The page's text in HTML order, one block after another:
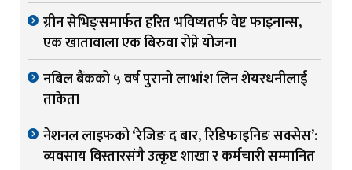
ग्रीन सेभिङ्समार्फत हरित भविष्यतर्फ वेष्ट फाइनान्स,
एक खातावाला एक बिरुवा रोप्ने योजना
नबिल बैंकको ५ वर्ष पुरानो लाभांश लिन शेयरधनीलाई
ताकेता
नेशनल लाइफको ‘रेजिङ द बार, रिडिफाइनिङ सक्सेस’:
व्यवसाय विस्तारसंगै उत्कृष्ट शाखा र कर्मचारी सम्मानित